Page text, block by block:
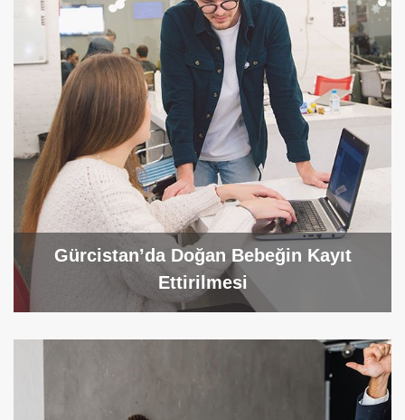
Gürcistan’da Doğan Bebeğin Kayıt
Ettirilmesi